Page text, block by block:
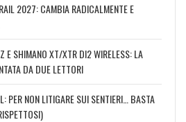
2027: CAMBIA RADICALMENTE E
E SHIMANO XT/XTR DI2 WIRELESS: LA
DA DUE LETTORI
PER NON LITIGARE SUI SENTIERI… BASTA